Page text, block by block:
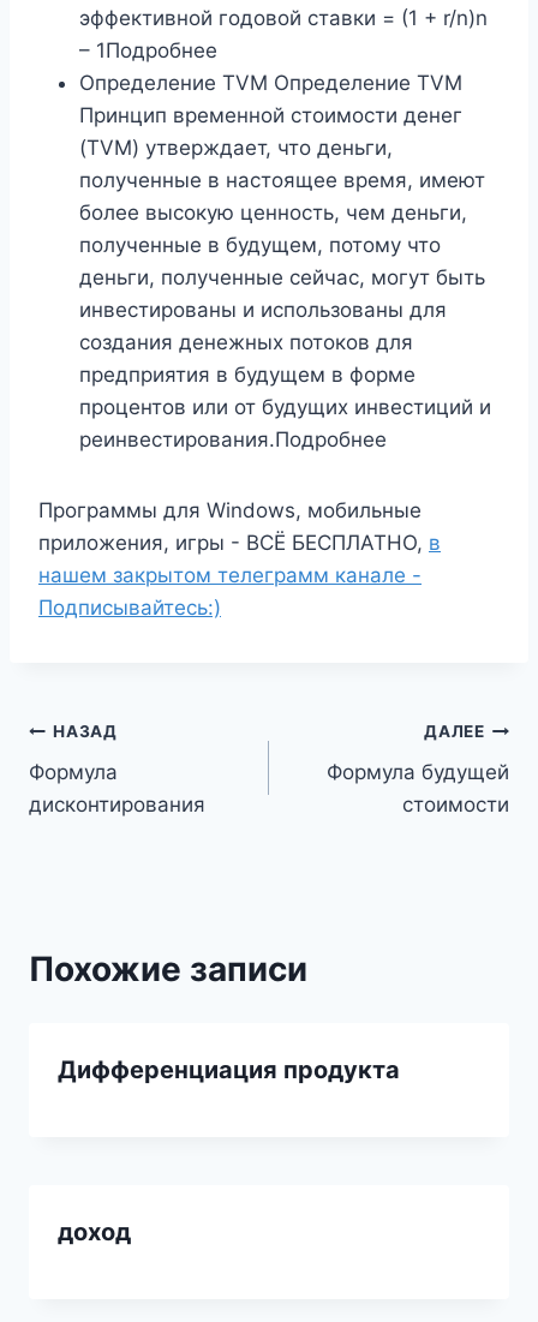
эффективной годовой ставки = (1 + r/n)n
– 1Подробнее
Определение TVM Определение TVM
Принцип временной стоимости денег
(TVM) утверждает, что деньги,
полученные в настоящее время, имеют
более высокую ценность, чем деньги,
полученные в будущем, потому что
деньги, полученные сейчас, могут быть
инвестированы и использованы для
создания денежных потоков для
предприятия в будущем в форме
процентов или от будущих инвестиций и
реинвестирования.Подробнее
Программы для Windows, мобильные
приложения, игры - ВСЁ БЕСПЛАТНО, в
нашем закрытом телеграмм канале -
Подписывайтесь:)
Навигация
по
НАЗАД
Формула
дисконтирования
ДАЛЕЕ
Формула будущей
стоимости
Похожие записи
Дифференциация продукта
доход